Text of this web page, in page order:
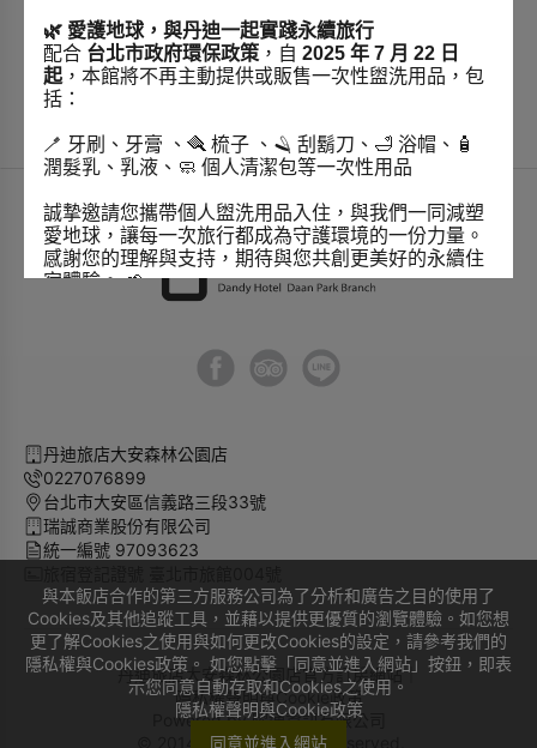
🌿 愛護地球，與丹迪一起實踐永續旅行
配合 台北市政府環保政策 ，自 2025 年 7 月 22 日
起 ，本館將不再主動提供或販售一次性盥洗用品，包
括：
🪥 牙刷、牙膏 、🪮 梳子 、🪒 刮鬍刀、🛁 浴帽、🧴
潤髮乳、乳液、🧼 個人清潔包等一次性用品
誠摯邀請您攜帶個人盥洗用品入住，與我們一同減塑
愛地球，讓每一次旅行都成為守護環境的一份力量。
感謝您的理解與支持，期待與您共創更美好的永續住
宿體驗。 🌱
🏡 官網限定｜早鳥住房優惠
提前規劃旅程，更享超值優惠！
入住日前 30 天（含）完成訂房
📅 提前預訂，享受早鳥專屬禮遇！
2026/06/17
與本飯店合作的第三方服務公司為了分析和廣告之目的使用了
Cookies及其他追蹤工具，並藉以提供更優質的瀏覽體驗。如您想
更了解Cookies之使用與如何更改Cookies的設定，請參考我們的
隱私權與Cookies政策。 如您點擊「同意並進入網站」按鈕，即表
示您同意自動存取和Cookies之使用。
隱私權聲明與Cookie政策
同意並進入網站
丹迪旅店大安森林公園店
0227076899
台北市大安區信義路三段33號
瑞誠商業股份有限公司
統一編號 97093623
丹迪旅店大安森林公園店官方訂房網站｜
隱私權聲明與Cookie政策
Powered by曜通資訊有限公司
© 2014-2026 All Rights Reserved.